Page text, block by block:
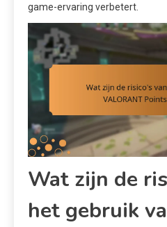
game-ervaring verbetert.
Wat zijn de
het gebruik